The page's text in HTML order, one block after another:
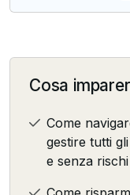
Cosa
Come
gestire tutti
e senza rischi